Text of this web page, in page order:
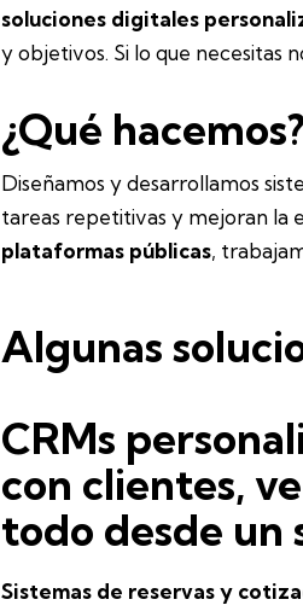
soluciones digitales
y objetivos. Si lo que necesitas
¿Qué hacemos?
Diseñamos y desarrollamos
tareas repetitivas y mejoran la
plataformas públicas,
Algunas
CRMs
con clientes,
todo desde un
Sistemas de reservas y